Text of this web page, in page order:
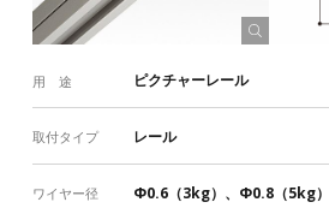
用 途 ピクチャーレール
取付タイプ レール
ワイヤー径
Φ0.6（3kg）、Φ0.8（5kg）